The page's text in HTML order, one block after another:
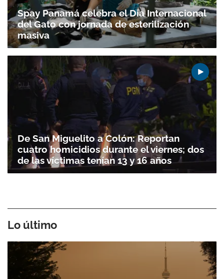
Spay Panamá celebra el Día Internacional
del Gato con jornada de esterilización
masiva
De San Miguelito a Colón: Reportan
cuatro homicidios durante el viernes; dos
de las víctimas tenían 13 y 16 años
Lo último